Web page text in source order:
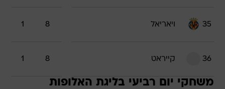
35 ויאריאל 8
1
36 קייראט 8
1
משחקי יום רביעי בליגת האלופות